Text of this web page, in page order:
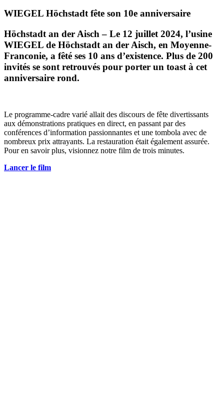
WIEGEL Höchstadt fête son 10e anniversaire
Höchstadt an der Aisch – Le 12 juillet 2024, l’usine
WIEGEL de Höchstadt an der Aisch, en Moyenne-
Franconie, a fêté ses 10 ans d’existence. Plus de 200
invités se sont retrouvés pour porter un toast à cet
anniversaire rond.
Le programme-cadre varié allait des discours de fête divertissants
aux démonstrations pratiques en direct, en passant par des
conférences d’information passionnantes et une tombola avec de
nombreux prix attrayants. La restauration était également assurée.
Pour en savoir plus, visionnez notre film de trois minutes.
Lancer le film